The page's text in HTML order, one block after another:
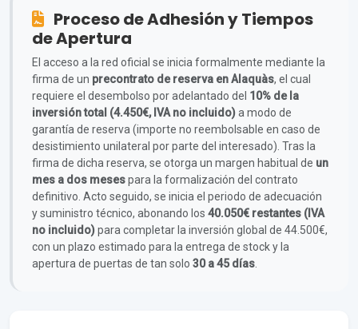
Proceso de Adhesión y Tiempos
de Apertura
El acceso a la red oficial se inicia formalmente mediante la
firma de un precontrato de reserva en Alaquàs, el cual
requiere el desembolso por adelantado del 10% de la
inversión total (4.450€, IVA no incluido)a modo de
garantía de reserva (importe no reembolsable en caso de
desistimiento unilateral por parte del interesado). Tras la
firma de dicha reserva, se otorga un margen habitual de un
mes a dos mesespara la formalización del contrato
definitivo. Acto seguido, se inicia el periodo de adecuación
y suministro técnico, abonando los 40.050€ restantes (IVA
no incluido)para completar la inversión global de 44.500€,
con un plazo estimado para la entrega de stock y la
apertura de puertas de tan solo 30 a 45 días